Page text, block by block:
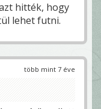
hitték, hogy
lehet futni.
több mint 7 éve